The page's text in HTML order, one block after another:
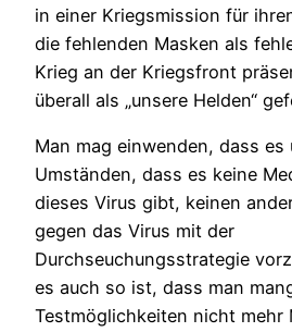
in einer Kriegsmission für
die fehlenden Masken als
Krieg an der Kriegsfront
überall als „unsere Helden“
Man mag einwenden, dass es
Umständen, dass es keine
dieses Virus gibt, keinen
gegen das Virus mit der
Durchseuchungsstrategie
es auch so ist, dass man
Testmöglichkeiten nicht mehr